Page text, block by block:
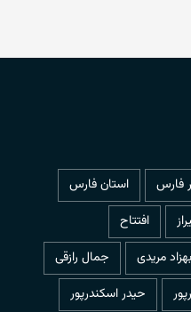
فارس
استان فارس
افتتاح
بهزاد مریدی
جمال رازقی
حیدر اسکندرپور